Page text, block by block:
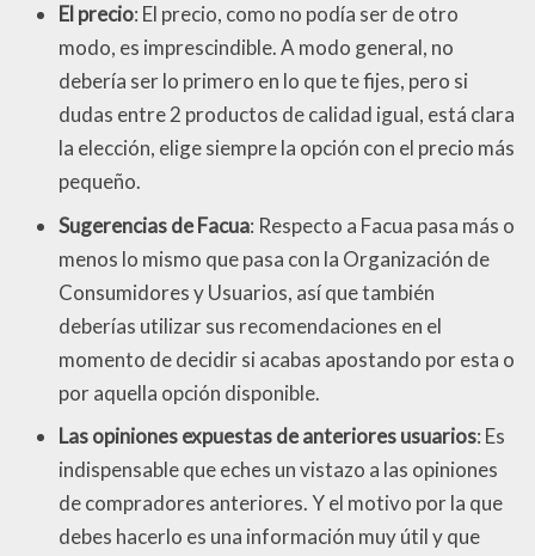
El precio: El precio, como no podía ser de otro
modo, es imprescindible. A modo general, no
debería ser lo primero en lo que te fijes, pero si
dudas entre 2 productos de calidad igual, está clara
la elección, elige siempre la opción con el precio más
pequeño.
Sugerencias de Facua: Respecto a Facua pasa más o
menos lo mismo que pasa con la Organización de
Consumidores y Usuarios, así que también
deberías utilizar sus recomendaciones en el
momento de decidir si acabas apostando por esta o
por aquella opción disponible.
Las opiniones expuestas de anteriores usuarios: Es
indispensable que eches un vistazo a las opiniones
de compradores anteriores. Y el motivo por la que
debes hacerlo es una información muy útil y que